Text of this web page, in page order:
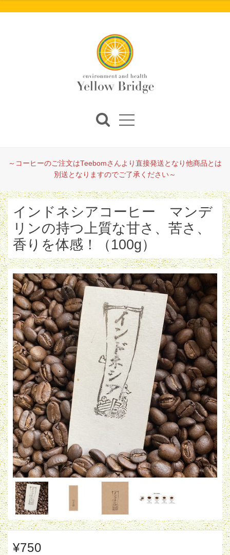
～コーヒーのご注文はTeebomさんより直接発送となり他商品とは
別送となりますのでご了承ください～
インドネシアコーヒー マンデ
リンの持つ上質な甘さ、苦さ、
香りを体感！（100g）
¥750